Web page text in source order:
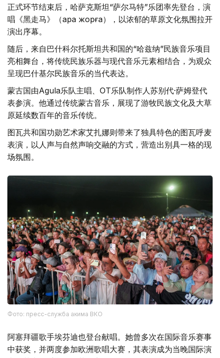
正式环节结束后，哈萨克斯坦“萨尔马特”乐团率先登台，演
唱《黑走马》（Қара жорға），以浓郁的草原文化氛围拉开
演出序幕。
随后，来自巴什科尔托斯坦共和国的“哈兹纳”民族音乐项目
亮相舞台，将传统民族乐器与现代音乐元素相结合，为观众
呈现巴什基尔民族音乐的当代表达。
蒙古国由Agula乐队主唱、OT乐队制作人苏别代·萨姆登代
表参演。他通过传统蒙古音乐，展现了游牧民族文化及大草
原延续数百年的音乐传统。
图瓦共和国功勋艺术家艾扎娜则带来了独具特色的图瓦呼麦
表演，以人声与自然声响交融的方式，营造出别具一格的现
场氛围。
Фото: пресс-служба акима ВКО
阿塞拜疆歌手埃芬迪也登台献唱。她曾多次在国际音乐赛事
中获奖，并两度参加欧洲歌唱大赛，其表演成为当晚国际演